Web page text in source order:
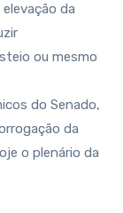
da
ou mesmo
do Senado,
da
o plenário da